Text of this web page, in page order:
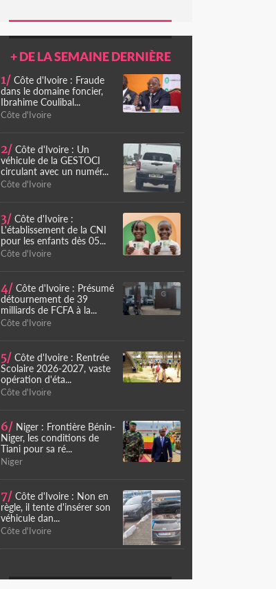
+ DE LA SEMAINE DERNIÈRE
1/ Côte d'Ivoire : Fraude
dans le domaine foncier,
Ibrahime Coulibal...
Côte d'Ivoire
2/ Côte d'Ivoire : Un
véhicule de la GESTOCI
circulant avec un numér...
Côte d'Ivoire
3/ Côte d'Ivoire :
L'établissement de la CNI
pour les enfants dès 05...
Côte d'Ivoire
4/ Côte d'Ivoire : Présumé
détournement de 39
milliards de FCFA à la...
Côte d'Ivoire
5/ Côte d'Ivoire : Rentrée
Scolaire 2026-2027, vaste
opération d'éta...
Côte d'Ivoire
6/ Niger : Frontière Bénin-
Niger, les conditions de
Tiani pour sa ré...
Niger
7/ Côte d'Ivoire : Non en
règle, il tente d'insérer son
véhicule dan...
Côte d'Ivoire